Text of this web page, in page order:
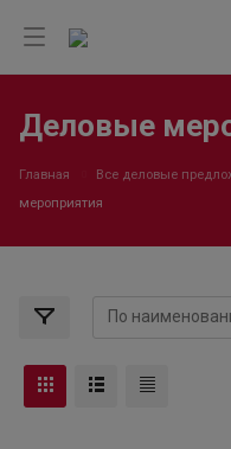
Деловые
Главная Все деловые
мероприятия